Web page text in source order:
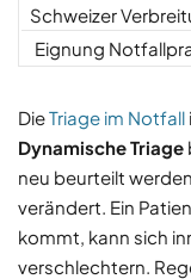
Schweizer
Eignung
DieTriage im Notfall
Dynamische Triage
neu beurteilt
verändert. Ein
kommt, kann sich
verschlechtern.